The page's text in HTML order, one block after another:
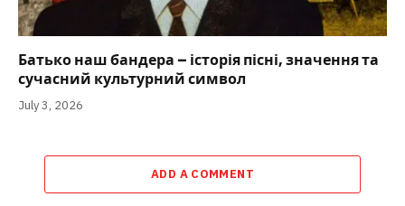
Батько наш бандера – історія пісні, значення та
сучасний культурний символ
July 3, 2026
ADD A COMMENT